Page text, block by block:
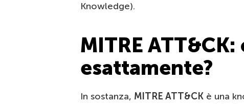
Knowledge).
MITRE ATT&CK:
esattamente?
In sostanza, MITRE ATT&CK è una